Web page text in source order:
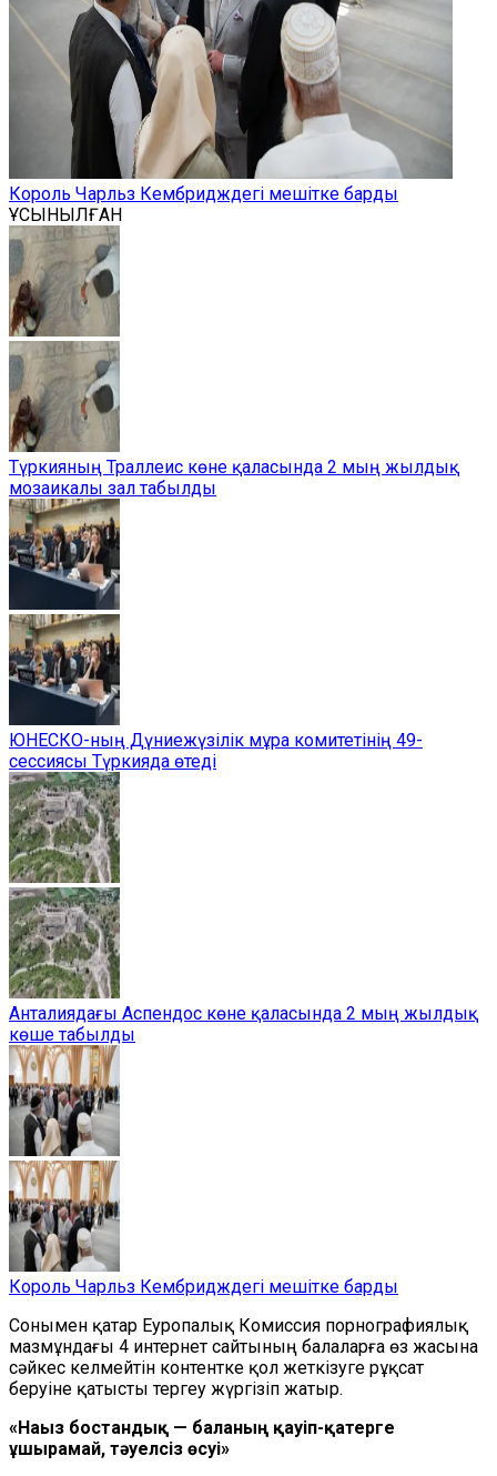
Король Чарльз Кембридждегі мешітке барды
ҰСЫНЫЛҒАН
Түркияның Траллеис көне қаласында 2 мың жылдық
мозаикалы зал табылды
ЮНЕСКО-ның Дүниежүзілік мұра комитетінің 49-
сессиясы Түркияда өтеді
Анталиядағы Аспендос көне қаласында 2 мың жылдық
көше табылды
Король Чарльз Кембридждегі мешітке барды
Сонымен қатар Еуропалық Комиссия порнографиялық
мазмұндағы 4 интернет сайтының балаларға өз жасына
сәйкес келмейтін контентке қол жеткізуге рұқсат
беруіне қатысты тергеу жүргізіп жатыр.
«Нағыз бостандық — баланың қауіп-қатерге
ұшырамай, тәуелсіз өсуі»